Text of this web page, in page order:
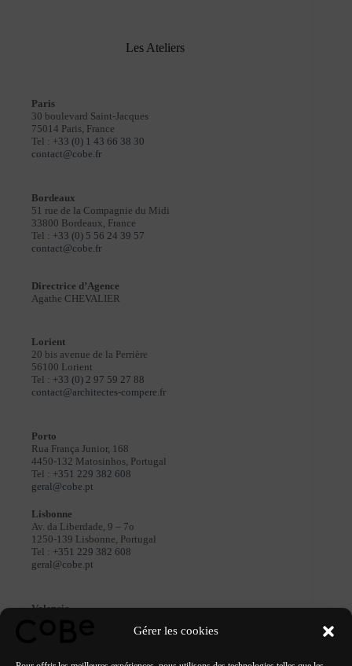
Gérer les cookies
Les Ateliers
Paris
30 boulevard Saint-Jacques
75014 Paris, France
Tel : +33 (0) 1 43 66 38 30
contact@cobe.fr
Bordeaux
51 rue de la Compagnie du Midi
33800 Bordeaux, France
Tel : +33 (0) 5 56 24 39 57
contact@cobe.fr
Directrice d’Agence
Agathe CHEVALIER
Lorient
20 bis avenue de la Perrière
56100 Lorient
Tel : +33 (0) 2 97 59 27 88
contact@architectes-compere.fr
Porto
Rua França Junior, 168
4450-132 Matosinhos, Portugal
Tel : +351 229 382 608
geral@cobe.pt
Lisbonne
Av. da Liberdade, 9 – 7o
1250-139 Lisbonne, Portugal
Tel : +351 229 382 608
geral@cobe.pt
Valencia
Ciutat Vella, 46003 València, Espagne